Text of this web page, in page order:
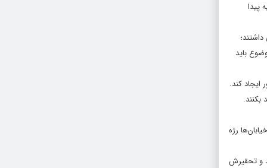
پیدا
باید
کند.
رژه
و تحقیرش